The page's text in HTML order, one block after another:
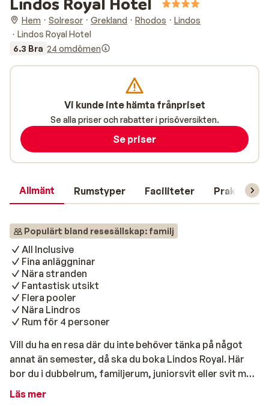
Hem Solresor Grekland Rhodos
Lindos
Lindos Royal Hotel
6.3 Bra 24 omdömen
Allmänt Rumstyper Faciliteter Praktisk
Populärt bland resesällskap: familj
All Inclusive
Fina anläggninar
Nära stranden
Fantastisk utsikt
Flera pooler
Nära Lindros
Rum för 4 personer
Vill du ha en resa där du inte behöver tänka på något
annat än semester, då ska du boka Lindos Royal. Här
bor du i dubbelrum, familjerum, juniorsvit eller svit med
modern inredning med utmärkt komfort. Hotellet har
Läs mer
Vi kunde inte hämta frånpriset
Se alla priser och rabatter i prisöversikten.
Se priser